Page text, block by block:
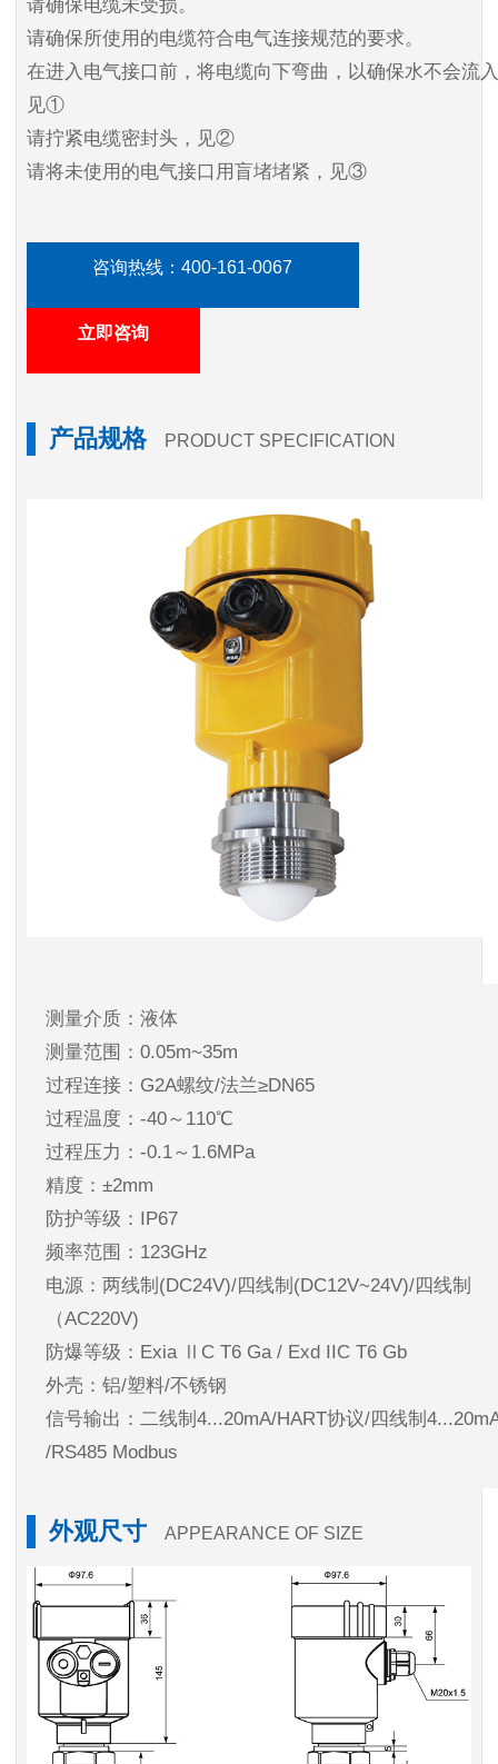
请确保电缆未受损。
请确保所使用的电缆符合电气连接规范的要求。
在进入电气接口前，将电缆向下弯曲，以确保水不会流
见①
请拧紧电缆密封头，见②
请将未使用的电气接口用盲堵堵紧，见③
咨询热线：400-161-0067
立即咨询
产品规格 PRODUCT SPECIFICATION
测量介质：液体
测量范围：0.05m~35m
过程连接：G2A螺纹/法兰≥DN65
过程温度：-40～110℃
过程压力：-0.1～1.6MPa
精度：±2mm
防护等级：IP67
频率范围：123GHz
电源：两线制(DC24V)/四线制(DC12V~24V)/四线制
（AC220V)
防爆等级：Exia ⅡC T6 Ga / Exd IIC T6 Gb
外壳：铝/塑料/不锈钢
信号输出：二线制4...20mA/HART协议/四线制
/RS485 Modbus
外观尺寸 APPEARANCE OF SIZE